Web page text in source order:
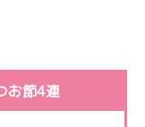
お節4連